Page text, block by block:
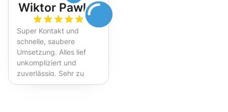
Wiktor Pawlak
Super Kontakt und
schnelle, saubere
Umsetzung. Alles lief
unkompliziert und
zuverlässig. Sehr zu
empfehlen!